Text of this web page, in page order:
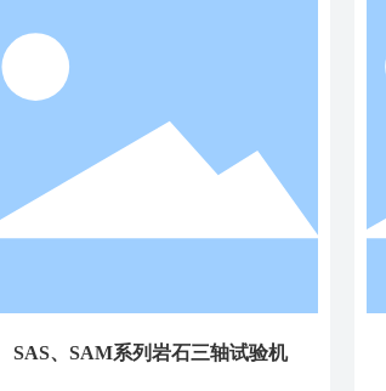
SAS、SAM系列岩石三轴试验机